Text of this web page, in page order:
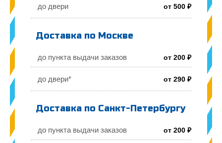
до двери от 500 ₽
Доставка по Москве
до пункта выдачи заказов от 200 ₽
до двери* от 290 ₽
Доставка по Санкт-Петербургу
до пункта выдачи заказов от 200 ₽